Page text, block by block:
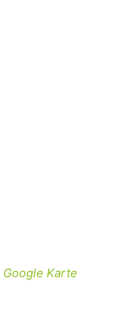
Google Karte